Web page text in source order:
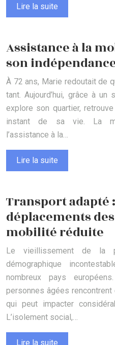
Lire la suite
Assistance à la
son
À 72 ans, Marie redoutait de
tant. Aujourd’hui, grâce à
explore son quartier,
instant de sa vie. La
l’assistance à la…
Lire la suite
Transport
déplacements
mobilité réduite
Le vieillissement de la
démographique
nombreux pays
personnes âgées
qui peut impacter
L’isolement social,…
Lire la suite